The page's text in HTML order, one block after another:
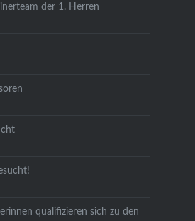
der 1. Herren
qualifizieren sich zu den